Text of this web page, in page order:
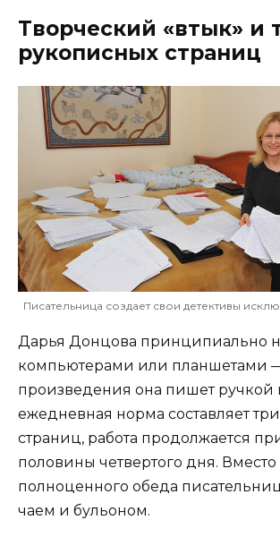
Творческий «втык» и
рукописных страниц
Писательница создает свои детективы
Дарья Донцова принципиально
компьютерами или планшетами
произведения она пишет ручкой
ежедневная норма составляет
страниц, работа продолжается
половины четвертого дня. Вместо
полноценного обеда
чаем и бульоном.